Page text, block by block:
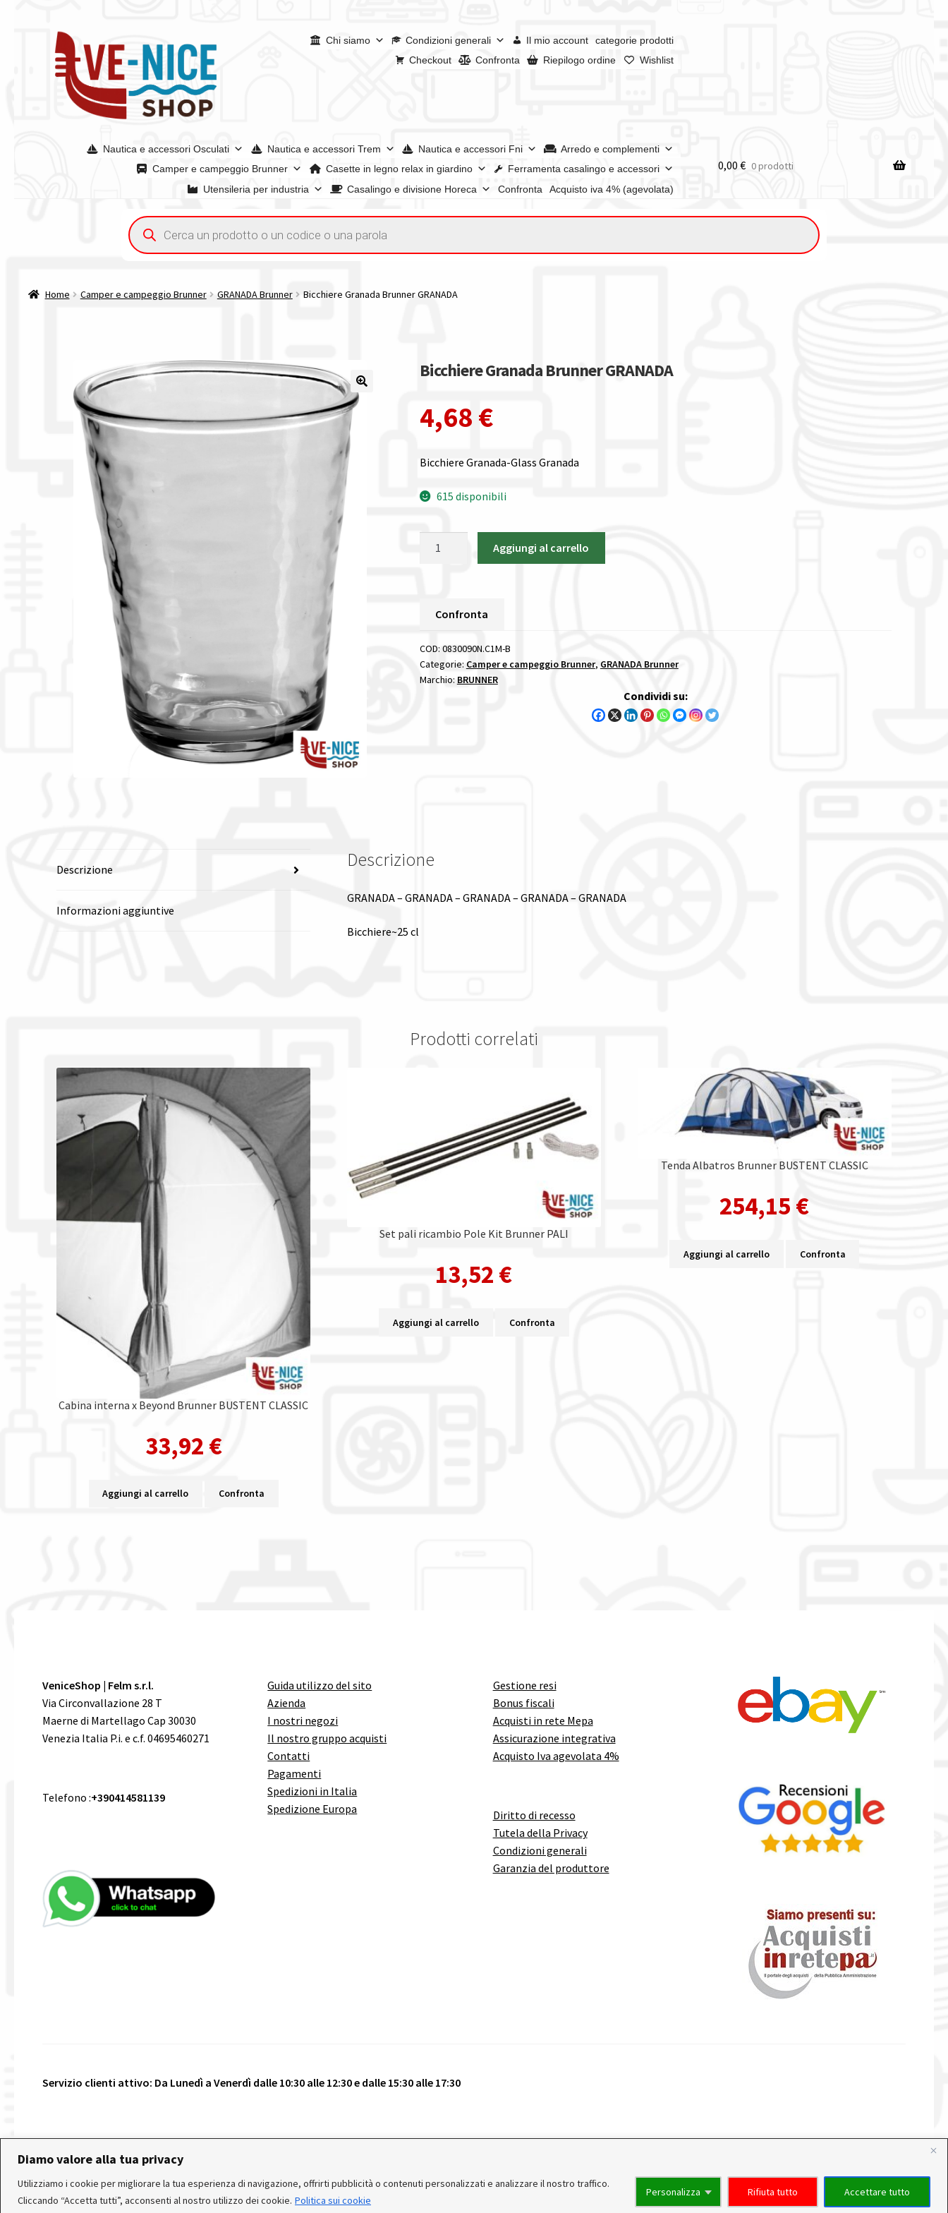
Diamo valore alla tua privacy
Utilizziamo i cookie per migliorare la tua esperienza di navigazione, offrirti pubblicità o contenuti personalizzati e analizzare il nostro traffico.
Cliccando “Accetta tutti”, acconsenti al nostro utilizzo dei cookie. Politica sui cookie
Personalizza Rifiuta tutto Accettare tutto
In occasione delle FERIE ESTIVE, alcune aziende produttrici e corrieri potrebbero sospendere o rallentare temporaneamente le attività. Per questo motivo, gli ordini di alcuni reparti
alla
navigazione
contenuto
Chi siamo Condizioni generali Il mio account
categorie prodotti
Checkout
Confronta Riepilogo ordine Wishlist
Nautica e accessori Osculati Nautica e accessori Trem Nautica e accessori Fni
Arredo e complementi
Camper e campeggio Brunner
Casette in legno relax in giardino
Ferramenta casalingo e accessori
Utensileria per industria
Casalingo e divisione Horeca Confronta Acquisto iva 4% (agevolata)
Acquisto iva 4% (agevolata)Chi siamoCondizioni generaliConfrontaConfrontaI nostri negoziRiepilogo ordine
Spedizioni in europaSpedizioni in italiaTutte le categorie dei prodottiWishlistCheckoutIl mio account
0,00 € 0 prodotti
Ricerca
prodotti
Home Camper e campeggio Brunner GRANADA Brunner Bicchiere Granada Brunner GRANADA
Bicchiere Granada Brunner GRANADA
4,68 €
Bicchiere Granada-Glass Granada
615 disponibili
quantità
Aggiungi al carrello
Confronta
COD: 0830090N.C1M-B
Categorie: Camper e campeggio Brunner, GRANADA Brunner
Marchio: BRUNNER
Condividi su:
Descrizione
Informazioni aggiuntive
Descrizione
GRANADA – GRANADA – GRANADA – GRANADA – GRANADA
Bicchiere~25 cl
Prodotti correlati
Cabina interna x Beyond Brunner BUSTENT CLASSIC
33,92 €
Aggiungi al carrello Confronta
Set pali ricambio Pole Kit Brunner PALI
13,52 €
Aggiungi al carrello Confronta
Tenda Albatros Brunner BUSTENT CLASSIC
254,15 €
Aggiungi al carrello Confronta
VeniceShop | Felm s.r.l.
Via Circonvallazione 28 T
Maerne di Martellago Cap 30030
Venezia Italia P.i. e c.f. 04695460271
Telefono :+390414581139
Guida utilizzo del sito
Azienda
I nostri negozi
Il nostro gruppo acquisti
Contatti
Pagamenti
Spedizioni in Italia
Spedizione Europa
Gestione resi
Bonus fiscali
Acquisti in rete Mepa
Assicurazione integrativa
Acquisto Iva agevolata 4%
Diritto di recesso
Tutela della Privacy
Condizioni generali
Garanzia del produttore
Servizio clienti attivo: Da Lunedì a Venerdì dalle 10:30 alle 12:30 e dalle 15:30 alle 17:30
© 2026 Realizzato da VeniceShop.it